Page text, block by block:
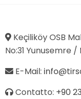
Keçiliköy OSB
No:31 Yunusemre
E-Mail:
Contatto: +90